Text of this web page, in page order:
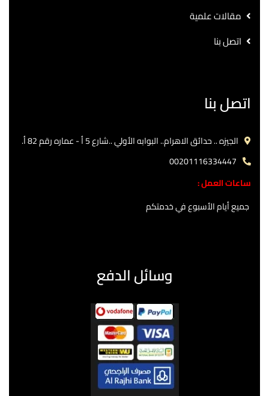
مقالات علمية
اتصل بنا
اتصل بنا
الجيزه .. حدائق الاهرام.. البوابه الأولي ..شارع 5 أ - عماره رقم 82 أ.
00201116334447
ساعات العمل :
جميع أيام الأسبوع في خدمتكم
وسائل الدفع